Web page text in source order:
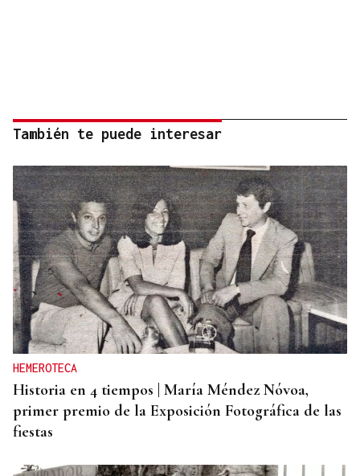
También te puede interesar
HEMEROTECA
Historia en 4 tiempos | María Méndez Nóvoa,
primer premio de la Exposición Fotográfica de las
fiestas